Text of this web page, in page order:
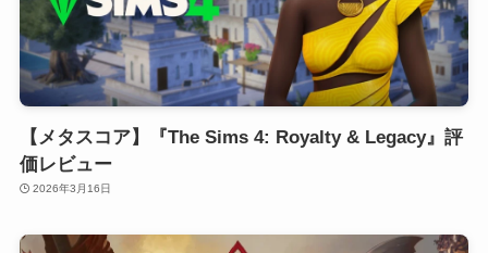
【メタスコア】『The Sims 4: Royalty & Legacy』評
価レビュー
2026年3月16日